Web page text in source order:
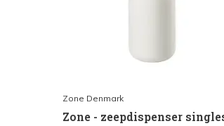
Zone Denmark
Zone - zeepdispenser